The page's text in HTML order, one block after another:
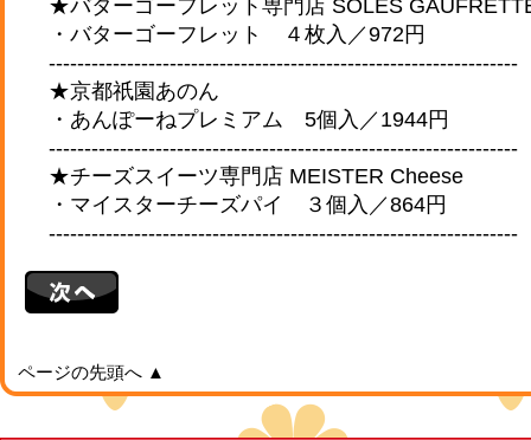
★バターゴーフレット専門店 SOLES
・バターゴーフレット ４枚入／972円
------------------------------------------------------------------
★京都祇園あのん
・あんぽーねプレミアム 5個入／1944円
------------------------------------------------------------------
★チーズスイーツ専門店 MEISTER Cheese
・マイスターチーズパイ ３個入／864円
------------------------------------------------------------------
ページの先頭へ ▲